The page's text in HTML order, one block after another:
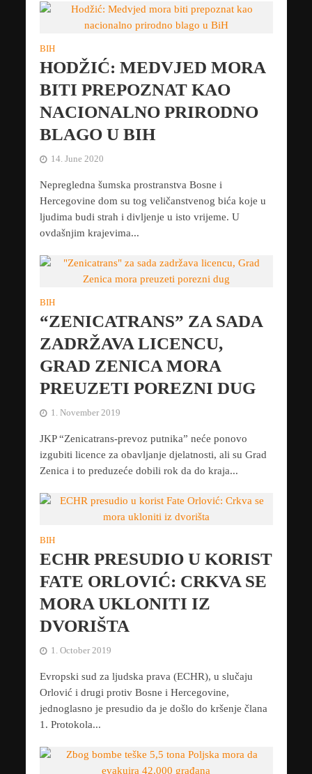
BIH
HODŽIĆ: MEDVJED MORA
BITI PREPOZNAT KAO
NACIONALNO PRIRODNO
BLAGO U BIH
14. June 2020
Nepregledna šumska prostranstva Bosne i
Hercegovine dom su tog veličanstvenog bića koje u
ljudima budi strah i divljenje u isto vrijeme. U
ovdašnjim krajevima...
BIH
“ZENICATRANS” ZA SADA
ZADRŽAVA LICENCU,
GRAD ZENICA MORA
PREUZETI POREZNI DUG
1. November 2019
JKP “Zenicatrans-prevoz putnika” neće ponovo
izgubiti licence za obavljanje djelatnosti, ali su Grad
Zenica i to preduzeće dobili rok da do kraja...
BIH
ECHR PRESUDIO U KORIST
FATE ORLOVIĆ: CRKVA SE
MORA UKLONITI IZ
DVORIŠTA
1. October 2019
Evropski sud za ljudska prava (ECHR), u slučaju
Orlović i drugi protiv Bosne i Hercegovine,
jednoglasno je presudio da je došlo do kršenje člana
1. Protokola...